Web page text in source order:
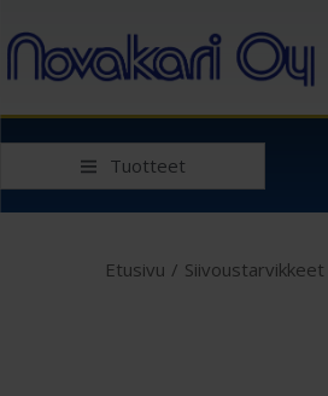
Tuotteet
Etusivu / Siivoustarvikkeet